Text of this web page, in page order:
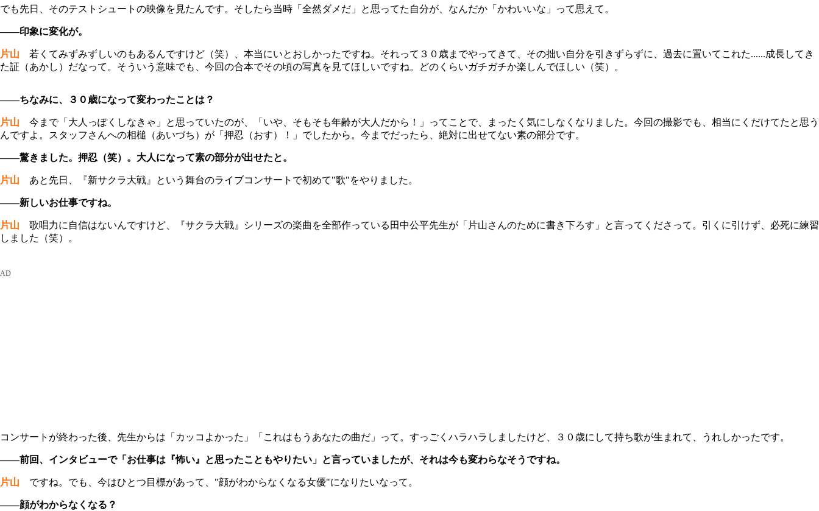
でも先日、そのテストシュートの映像を見たんです。そしたら当時「全然ダメだ」と思ってた自分が、なんだか「かわいいな」って思えて。
――印象に変化が。
片山 若くてみずみずしいのもあるんですけど（笑）、本当にいとおしかったですね。それって３０歳までやってきて、その拙い自分を引きずらずに、過去に置いてこれた......成長してき
た証（あかし）だなって。そういう意味でも、今回の合本でその頃の写真を見てほしいですね。どのくらいガチガチか楽しんでほしい（笑）。
――ちなみに、３０歳になって変わったことは？
片山 今まで「大人っぽくしなきゃ」と思っていたのが、「いや、そもそも年齢が大人だから！」ってことで、まったく気にしなくなりました。今回の撮影でも、相当にくだけてたと思う
んですよ。スタッフさんへの相槌（あいづち）が「押忍（おす）！」でしたから。今までだったら、絶対に出せてない素の部分です。
――驚きました。押忍（笑）。大人になって素の部分が出せたと。
片山 あと先日、『新サクラ大戦』という舞台のライブコンサートで初めて"歌"をやりました。
――新しいお仕事ですね。
片山 歌唱力に自信はないんですけど、『サクラ大戦』シリーズの楽曲を全部作っている田中公平先生が「片山さんのために書き下ろす」と言ってくださって。引くに引けず、必死に練習
しました（笑）。
コンサートが終わった後、先生からは「カッコよかった」「これはもうあなたの曲だ」って。すっごくハラハラしましたけど、３０歳にして持ち歌が生まれて、うれしかったです。
――前回、インタビューで「お仕事は『怖い』と思ったこともやりたい」と言っていましたが、それは今も変わらなそうですね。
片山 ですね。でも、今はひとつ目標があって、"顔がわからなくなる女優"になりたいなって。
――顔がわからなくなる？